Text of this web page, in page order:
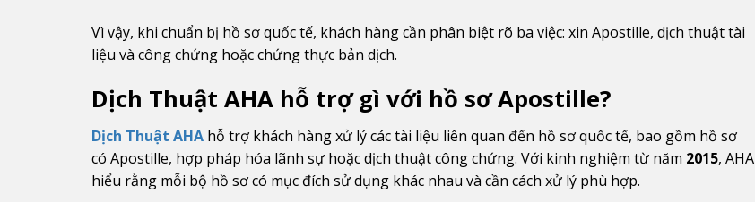
Vì vậy, khi chuẩn bị hồ sơ quốc tế, khách hàng cần phân biệt rõ ba việc: xin Apostille, dịch thuật tài
liệu và công chứng hoặc chứng thực bản dịch.
Dịch Thuật AHA hỗ trợ gì với hồ sơ Apostille?
Dịch Thuật AHA hỗ trợ khách hàng xử lý các tài liệu liên quan đến hồ sơ quốc tế, bao gồm hồ sơ
có Apostille, hợp pháp hóa lãnh sự hoặc dịch thuật công chứng. Với kinh nghiệm từ năm 2015, AHA
hiểu rằng mỗi bộ hồ sơ có mục đích sử dụng khác nhau và cần cách xử lý phù hợp.